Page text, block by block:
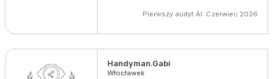
Pierwszy audyt AI: Czerwiec 2026
Handyman.Gabi
Włocławek